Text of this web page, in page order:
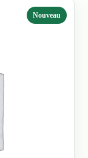
Nouveau